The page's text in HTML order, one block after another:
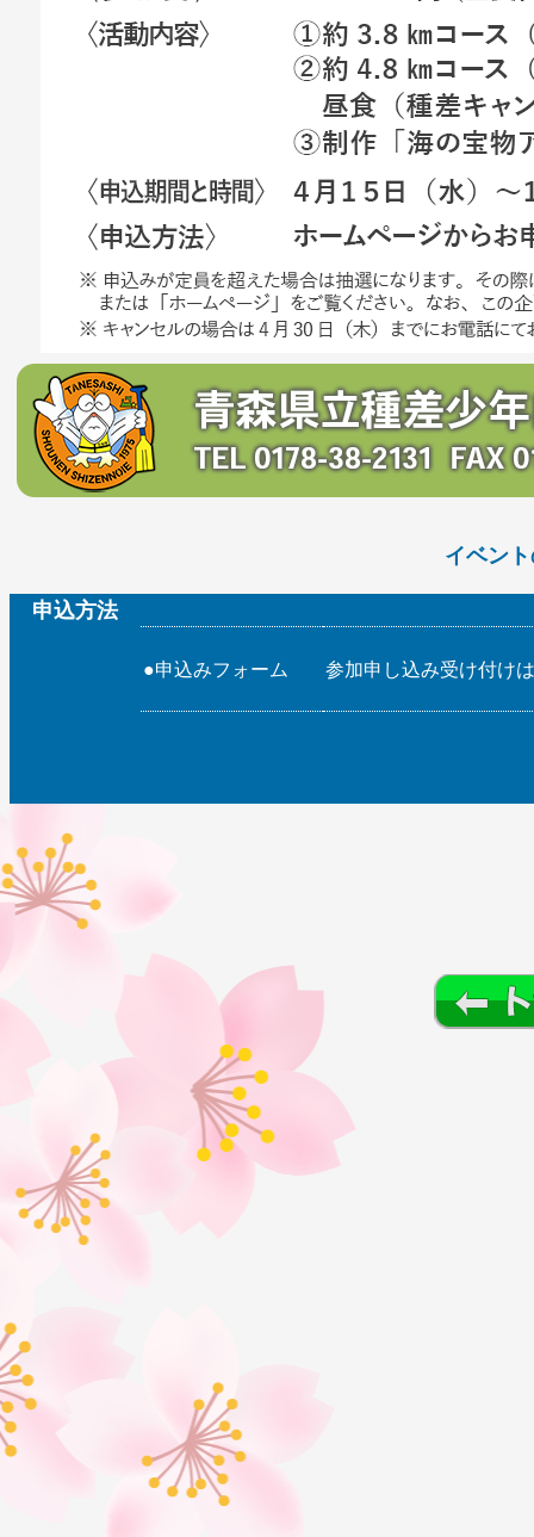
イベン
申込方法
●申込みフォーム 参加申し込み受け付け